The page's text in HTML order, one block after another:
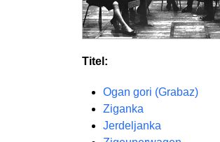
Titel:
Ogan gori (Grabaz)
Ziganka
Jerdeljanka